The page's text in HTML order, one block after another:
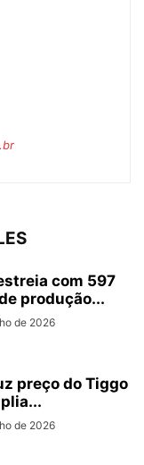
com 597
produção...
de 2026
preço do Tiggo
de 2026